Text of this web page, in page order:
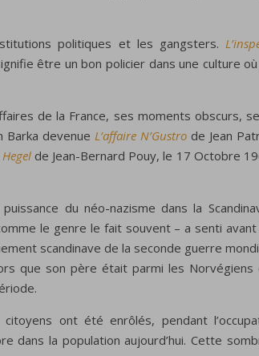
politiques et les gangsters.
être un bon policier dans une culture
de la France, ses moments obscurs,
Barka devenueL’affaire N’Gustro de Jean
de Jean-Bernard Pouy, le 17 Octobre
du néo-nazisme dans la
le genre le fait souvent – a senti
scandinave de la seconde guerre
que son père était parmi les
ont été enrôlés, pendant
dans la population aujourd’hui. Cette